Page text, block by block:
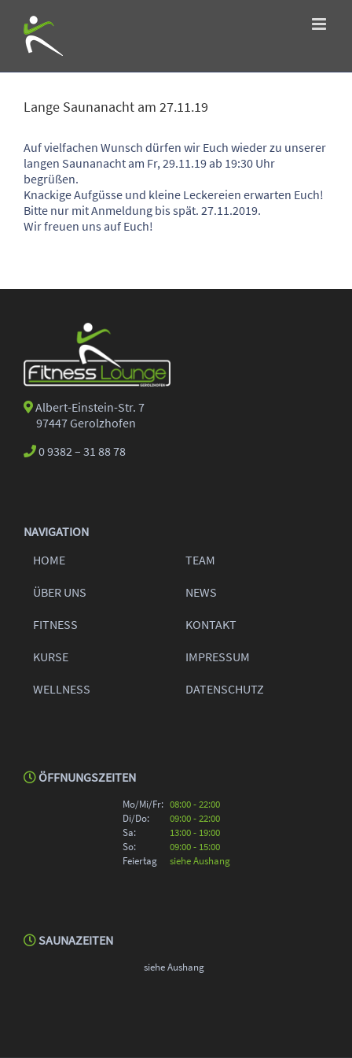
Inhalt
springen
Bild
Lange Saunanacht am 27.11.19
Auf vielfachen Wunsch dürfen wir Euch wieder zu unserer
langen Saunanacht am Fr, 29.11.19 ab 19:30 Uhr
begrüßen.
Knackige Aufgüsse und kleine Leckereien erwarten Euch!
Bitte nur mit Anmeldung bis spät. 27.11.2019.
Wir freuen uns auf Euch!
Albert-Einstein-Str. 7
97447 Gerolzhofen
0 9382 – 31 88 78
NAVIGATION
HOME
ÜBER UNS
FITNESS
KURSE
WELLNESS
TEAM
NEWS
KONTAKT
IMPRESSUM
DATENSCHUTZ
ÖFFNUNGSZEITEN
Mo/Mi/Fr: 08:00 - 22:00
Di/Do:
09:00 - 22:00
Sa:
13:00 - 19:00
So:
09:00 - 15:00
Feiertag
siehe Aushang
SAUNAZEITEN
siehe Aushang